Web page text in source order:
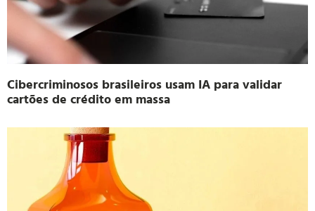
Cibercriminosos brasileiros usam IA para validar
cartões de crédito em massa